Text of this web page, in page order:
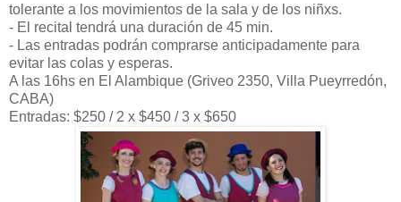
tolerante a los movimientos de la sala y de los niñxs.
- El recital tendrá una duración de 45 min.
- Las entradas podrán comprarse anticipadamente para
evitar las colas y esperas.
A las 16hs en El Alambique (Griveo 2350, Villa Pueyrredón,
CABA)
Entradas: $250 / 2 x $450 / 3 x $650